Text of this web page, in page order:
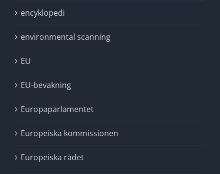
encyklopedi
environmental scanning
EU
EU-bevakning
Europaparlamentet
Europeiska kommissionen
Europeiska rådet